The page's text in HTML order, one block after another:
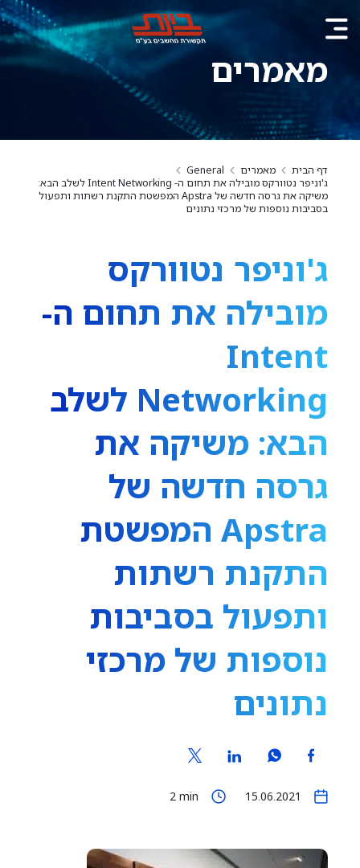
מאמרים
דף הבית מאמרים
General
ג'וניפר נטוורקס מובילה את תחום ה- Intent Networking לשלב הבא:
משיקה את גרסה חדשה של Apstra המפשטת התקנת רשתות ותפעול
בסביבות נוספות של מרכזי נתונים
ג'וניפר נטוורקס
מובילה את תחום ה-
Intent
Networking לשלב
הבא: משיקה את
גרסה חדשה של
Apstra המפשטת
התקנת רשתות
ותפעול בסביבות
נוספות של מרכזי
נתונים
15.06.2021
2 min